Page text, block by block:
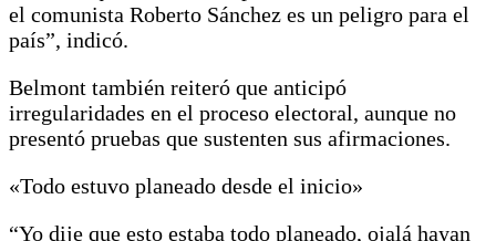
el comunista Roberto Sánchez es un peligro para el
país”, indicó.
Belmont también reiteró que anticipó
irregularidades en el proceso electoral, aunque no
presentó pruebas que sustenten sus afirmaciones.
«Todo estuvo planeado desde el inicio»
“Yo dije que esto estaba todo planeado, ojalá hayan